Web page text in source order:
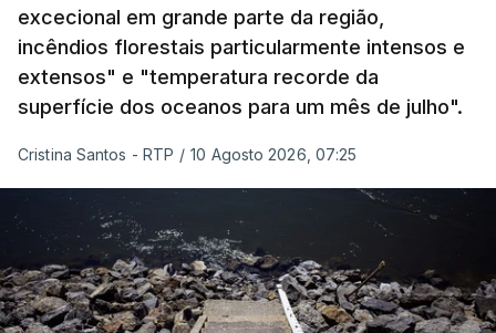
excecional em grande parte da região,
incêndios florestais particularmente intensos e
extensos" e "temperatura recorde da
superfície dos oceanos para um mês de julho".
Cristina Santos - RTP / 10 Agosto 2026, 07:25